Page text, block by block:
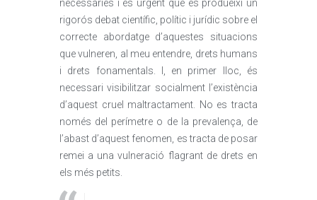
necessàries i és urgent que es produeixi un
rigorós debat científic, polític i jurídic sobre el
correcte abordatge d’aquestes situacions
que vulneren, al meu entendre, drets humans
i drets fonamentals. I, en primer lloc, és
necessari visibilitzar socialment l’existència
d’aquest cruel maltractament. No es tracta
només del perímetre o de la prevalença, de
l’abast d’aquest fenomen, es tracta de posar
remei a una vulneració flagrant de drets en
els més petits.